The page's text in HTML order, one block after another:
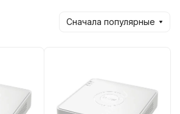
Сначала популярные